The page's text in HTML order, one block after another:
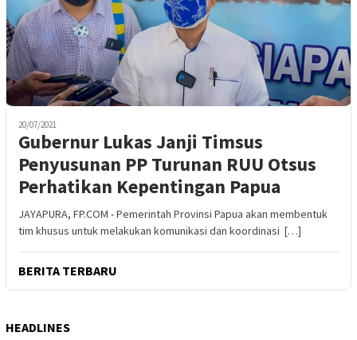
20/07/2021
Gubernur Lukas Janji Timsus
Penyusunan PP Turunan RUU Otsus
Perhatikan Kepentingan Papua
JAYAPURA, FP.COM - Pemerintah Provinsi Papua akan membentuk
tim khusus untuk melakukan komunikasi dan koordinasi […]
BERITA TERBARU
HEADLINES